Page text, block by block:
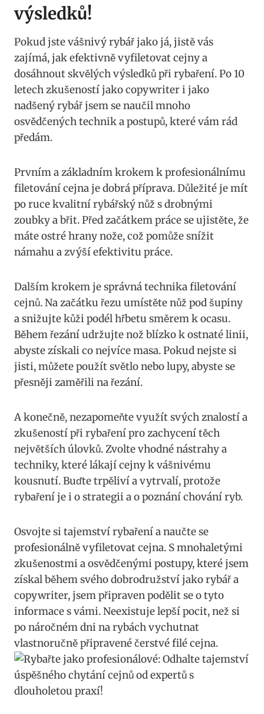
výsledků!
Pokud jste vášnivý rybář jako já, jistě vás
zajímá, jak efektivně vyfiletovat cejny a
dosáhnout skvělých výsledků při rybaření. Po 10
letech zkušeností jako copywriter i jako
nadšený rybář jsem se naučil mnoho
osvědčených technik a postupů, které vám rád
předám.
Prvním a základním krokem k profesionálnímu
filetování cejna je dobrá příprava. Důležité je mít
po ruce kvalitní rybářský nůž s drobnými
zoubky a břit. Před začátkem práce se ujistěte, že
máte ostré hrany nože, což pomůže snížit
námahu a zvýší efektivitu práce.
Dalším krokem je správná technika filetování
cejnů. Na začátku řezu umístěte nůž pod šupiny
a snižujte kůži podél hřbetu směrem k ocasu.
Během řezání udržujte nož blízko k ostnaté linii,
abyste získali co nejvíce masa. Pokud nejste si
jisti, můžete použít světlo nebo lupy, abyste se
přesněji zaměřili na řezání.
A konečně, nezapomeňte využít svých znalostí a
zkušeností při rybaření pro zachycení těch
největších úlovků. Zvolte vhodné nástrahy a
techniky, které lákají cejny k vášnivému
kousnutí. Buďte trpěliví a vytrvalí, protože
rybaření je i o strategii a o poznání chování ryb.
Osvojte si tajemství rybaření a naučte se
profesionálně vyfiletovat cejna. S mnohaletými
zkušenostmi a osvědčenými postupy, které jsem
získal během svého dobrodružství jako rybář a
copywriter, jsem připraven podělit se o tyto
informace s vámi. Neexistuje lepší pocit, než si
po náročném dni na rybách vychutnat
vlastnoručně připravené čerstvé filé cejna.